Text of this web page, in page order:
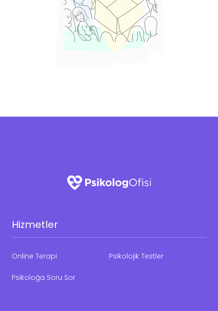
Hizmetler
Online Terapi Psikolojik Testler
Psikoloğa Soru Sor